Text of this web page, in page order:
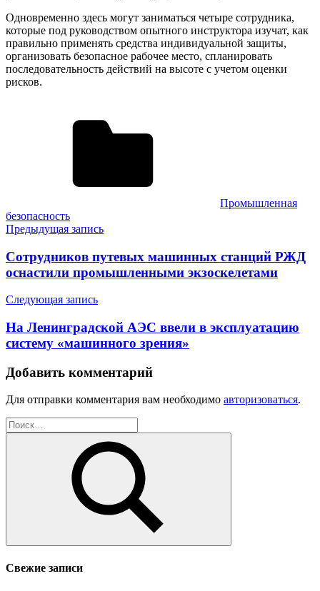
Одновременно здесь могут заниматься четыре сотрудника,
которые под руководством опытного инструктора изучат, как
правильно применять средства индивидуальной защиты,
организовать безопасное рабочее место, спланировать
последовательность действий на высоте с учетом оценки
рисков.
Промышленная
безопасность
Навигация
по
записям
Предыдущая запись
Сотрудников путевых машинных станций РЖД
оснастили промышленными экзоскелетами
Следующая запись
На Ленинградской АЭС ввели в эксплуатацию
систему «машинного зрения»
Добавить комментарий
Для отправки комментария вам необходимо авторизоваться.
Найти:
Поиск
Свежие записи